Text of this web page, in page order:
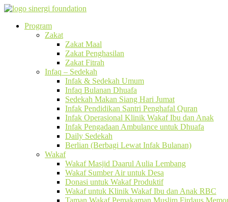
Program
Zakat
Zakat Maal
Zakat Penghasilan
Zakat Fitrah
Infaq – Sedekah
Infak & Sedekah Umum
Infaq Bulanan Dhuafa
Sedekah Makan Siang Hari Jumat
Infak Pendidikan Santri Penghafal Quran
Infak Operasional Klinik Wakaf Ibu dan Anak
Infak Pengadaan Ambulance untuk Dhuafa
Daily Sedekah
Berlian (Berbagi Lewat Infak Bulanan)
Wakaf
Wakaf Masjid Daarul Aulia Lembang
Wakaf Sumber Air untuk Desa
Donasi untuk Wakaf Produktif
Wakaf untuk Klinik Wakaf Ibu dan Anak RBC
Taman Wakaf Pemakaman Muslim Firdaus